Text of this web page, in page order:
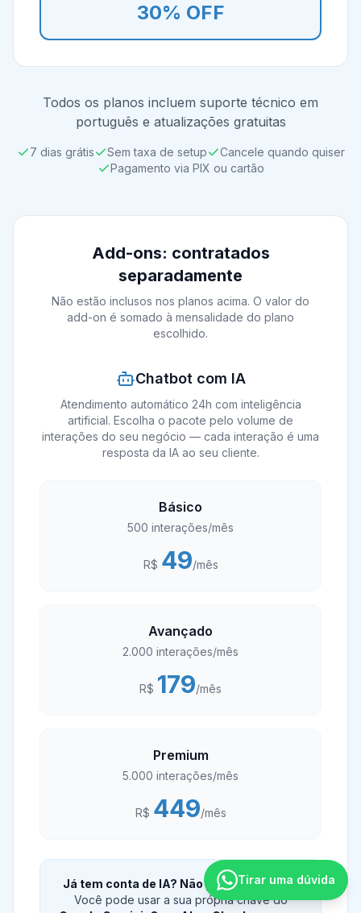
30% OFF
Todos os planos incluem suporte técnico em
português e atualizações gratuitas
7 dias grátis Sem taxa de setup
Cancele quando quiser
Pagamento via PIX ou cartão
Add-ons: contratados
separadamente
Não estão inclusos nos planos acima. O valor do
add-on é somado à mensalidade do plano
escolhido.
Chatbot com IA
Atendimento automático 24h com inteligência
artificial. Escolha o pacote pelo volume de
interações do seu negócio — cada interação é uma
resposta da IA ao seu cliente.
Básico
500 interações/mês
R$ 49/mês
Avançado
2.000 interações/mês
R$ 179/mês
Premium
5.000 interações/mês
R$ 449/mês
Já tem conta de IA? Não pague o add-on.
Você pode usar a sua própria chave do
Tirar uma dúvida